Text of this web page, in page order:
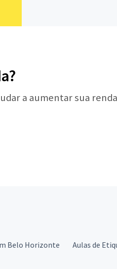
a aumentar sua renda
Belo Horizonte Aulas de